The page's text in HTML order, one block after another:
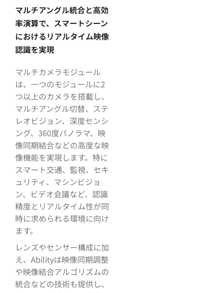
マルチアングル統合と高効
率演算で、スマートシーン
におけるリアルタイム映像
認識を実現
マルチカメラモジュール
は、一つのモジュールに2
つ以上のカメラを搭載し、
マルチアングル切替、ステ
レオビジョン、深度センシ
ング、360度パノラマ、映
像同期結合などの高度な映
像機能を実現します。特に
スマート交通、監視、セキ
ュリティ、マシンビジョ
ン、ビデオ会議など、認識
精度とリアルタイム性が同
時に求められる環境に向け
ます。
レンズやセンサー構成に加
え、Abilityは映像同期調整
や映像結合アルゴリズムの
統合などの技術も提供し、